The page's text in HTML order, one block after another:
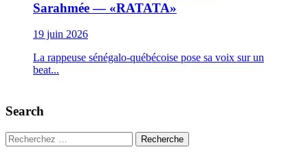
Sarahmée — «RATATA»
19 juin 2026
La rappeuse sénégalo-québécoise pose sa voix sur un
beat...
Search
Recherche